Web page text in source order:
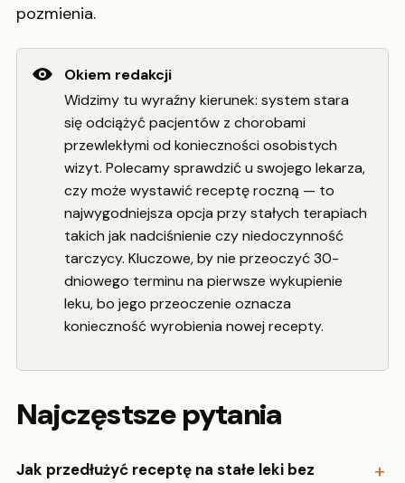
pozmienia.
Okiem redakcji
Widzimy tu wyraźny kierunek: system stara
się odciążyć pacjentów z chorobami
przewlekłymi od konieczności osobistych
wizyt. Polecamy sprawdzić u swojego lekarza,
czy może wystawić receptę roczną — to
najwygodniejsza opcja przy stałych terapiach
takich jak nadciśnienie czy niedoczynność
tarczycy. Kluczowe, by nie przeoczyć 30-
dniowego terminu na pierwsze wykupienie
leku, bo jego przeoczenie oznacza
konieczność wyrobienia nowej recepty.
Najczęstsze pytania
Jak przedłużyć receptę na stałe leki bez